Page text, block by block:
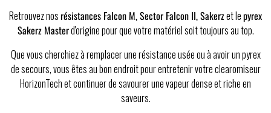
Retrouvez nosrésistances Falcon M, Sector Falcon II, Sakerzet lepyrex
Sakerz Masterd'origine pour que votre matériel soit toujours au top.
Que vous cherchiez à remplacer une résistance usée ou à avoir un pyrex
de secours, vous êtes au bon endroit pour entretenir votre clearomiseur
HorizonTech et continuer de savourer une vapeur dense et riche en
saveurs.